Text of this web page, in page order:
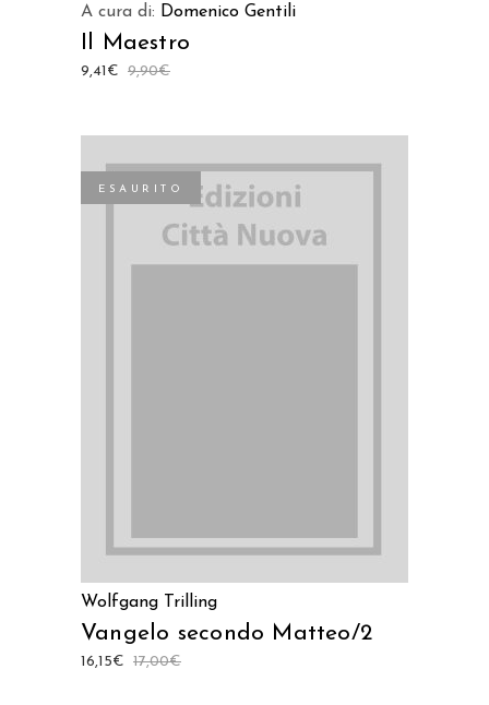
A cura di: Domenico Gentili
Il Maestro
9,90€
9,41 €
ESAURITO
Wolfgang Trilling
Vangelo secondo Matteo/2
17,00€
16,15€